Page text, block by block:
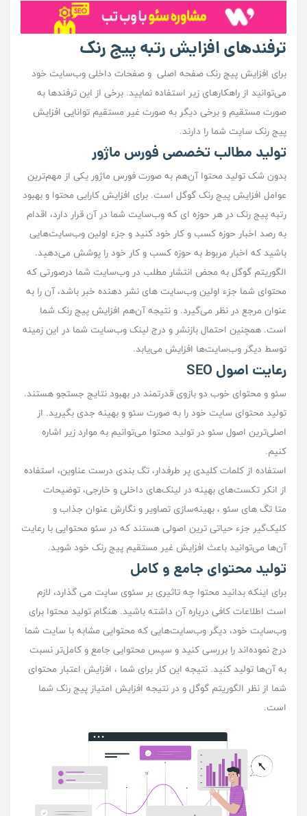
ترفند‌های افزایش رتبه پیج رنک
برای افزایش پیج رنک صفحه اصلی و صفحات داخلی وب‌سایت خود
می‌توانید از راهکار‌های زیر استفاده نمایید. برخی از این ترفند‌ها به
صورت مستقیم و برخی دیگر به صورت غیر مستقیم توانایی افزایش
پیج رنک سایت‌ شما را دارند.
تولید مطالب تخصصی فورس ماژور
بدون شک تولید محتوا آن‌هم به صورت فورس ماژور یکی از مهم‌ترین
عوامل افزایش پیج رنک گوگل است. برای افزایش کارایی محتوا و بهبود
رتبه پیج رنک در هر حوزه ای که وب‌سایت شما در آن قرار دارد، اقدام
به رصد اخبار حوزه کسب و کار خود کنید و جزء اولین وب‌سایت‌هایی
باشید که اخبار مربوط به حوزه کسب و کار خود را پوشش می‌دهید.
الگوریتم گوگل به محض انتشار مطلب در وب‌سایت شما درصورتی که
محتوای شما جزء اولین وب‌سایت های نشر دهنده خبر باشد، آن را به
عنوان مرجع در نظر می‌گیرد. و نتیجه آن‌هم افزایش پیج رنک شما
است. همچنین احتمال بازنشر و درج لینک وب‌سایت شما در این زمینه
توسط دیگر وب‌سایت‌ها افزایش می‌یابد.
رعایت اصول SEO
سئو و محتوای خوب دو بازوی قدرتمند در بهبود نتایج جستجو هستند.
تولید محتوای سایت خود را به صورت سئو و بهینه جدی بگیرید. از
اصلی‌ترین اصول سئو در تولید محتوا می‌توانیم به موارد زیر اشاره
کنیم.
استفاده از کلمات کلیدی پر طرفدار، تگ بندی درست عناوین، استفاده
از انکر تکست‌های بهینه در لینک‌های داخلی و خارجی، توضیحات
متا تگ های سئو ، بهینه‌سازی تصاویر و نگارش عنوان جذاب و
کلیک‌گیر جزء حیاتی ترین‌ اصولی هستند که در سئو محتوایی با رعایت‌
آن‌ها می‌تو‌انید باعث افزایش غیر مستقیم پیج رنک خود شوید.
تولید محتوای جامع و کامل
برای اینکه بدانید محتوا چه تاثیری بر سئوی سایت می گذارد، لازم
است اطلاعات کافی درباره آن داشته باشید. هنگام تولید محتوا برای
وب‌سایت خود، دیگر وب‌سایت‌هایی که محتوایی مشابه با سایت شما
درج نموده‌اند را بررسی کنید و سپس محتوایی جامع‌ و کامل‌تر نسبت
به آن‌ها تولید کنید. نتیجه این کار برای شما ، افزایش اعتبار محتوای
شما از نظر الگوریتم گوگل و در نتیجه افزایش امتیاز پیج رنک شما
است.